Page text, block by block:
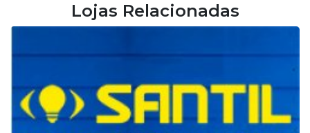
Lojas Relacionadas